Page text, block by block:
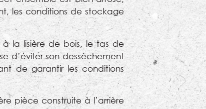
les conditions de stockage
à la lisière de bois, le tas de
d’éviter son dessèchement
de garantir les conditions
pièce construite à l’arrière